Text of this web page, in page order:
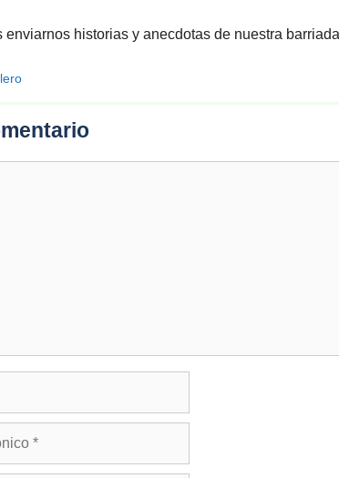
enviarnos historias y anecdotas de nuestra barriada